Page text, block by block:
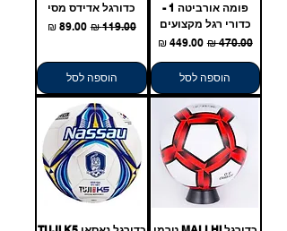
פומה אורביטה 1 -
כדורי רגל מקצועים
מחיר רגיל‏470.00 ‏₪ מחיר מבצע‏449.00 ‏₪
הוספה לסל
כדורגל אדידס מסי
מחיר רגיל‏119.00 ‏₪ מחיר מבצע‏89.00 ‏₪
הוספה לסל